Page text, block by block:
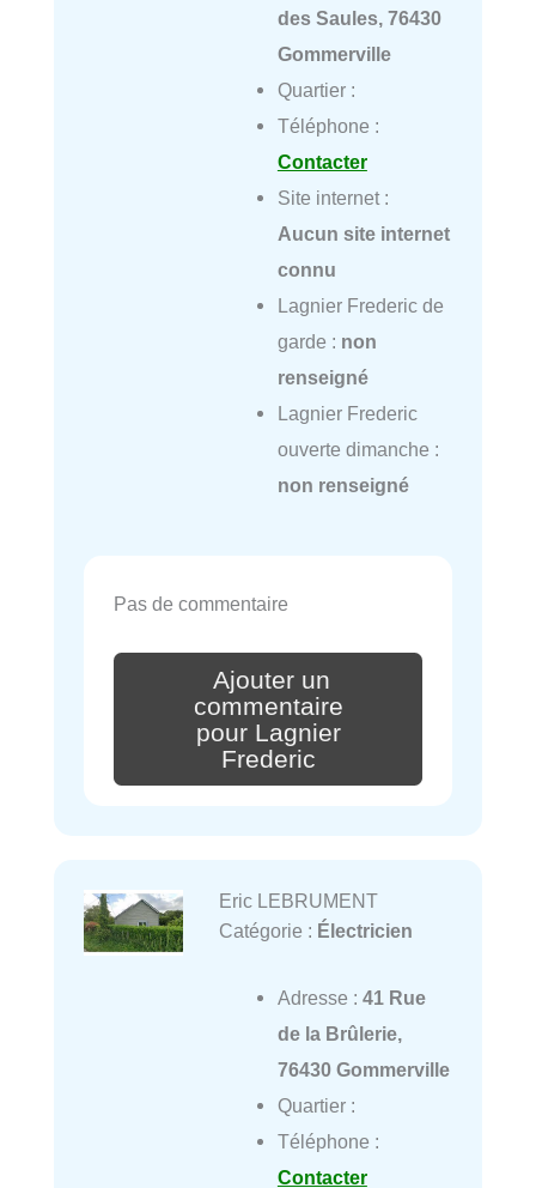
des Saules, 76430
Gommerville
Quartier :
Téléphone :
Contacter
Site internet :
Aucun site internet
connu
Lagnier Frederic de
garde : non
renseigné
Lagnier Frederic
ouverte dimanche :
non renseigné
Pas de commentaire
Ajouter un
commentaire
pour Lagnier
Frederic
Eric LEBRUMENT
Catégorie : Électricien
Adresse : 41 Rue
de la Brûlerie,
76430 Gommerville
Quartier :
Téléphone :
Contacter